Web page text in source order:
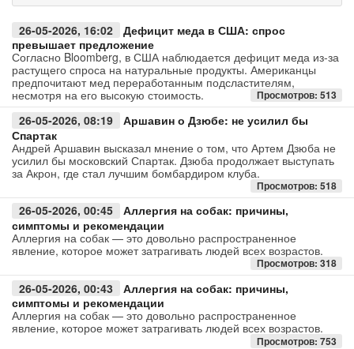
Бизнес
Общество
Культура
Медиа
Авто
Спорт
Контакты
26-05-2026, 16:02
Дефицит меда в США: спрос
превышает предложение
Согласно Bloomberg, в США наблюдается дефицит меда из-за
растущего спроса на натуральные продукты. Американцы
предпочитают мед переработанным подсластителям,
несмотря на его высокую стоимость.
Просмотров: 513
26-05-2026, 08:19
Аршавин о Дзюбе: не усилил бы
Спартак
Андрей Аршавин высказал мнение о том, что Артем Дзюба не
усилил бы московский Спартак. Дзюба продолжает выступать
за Акрон, где стал лучшим бомбардиром клуба.
Просмотров: 518
26-05-2026, 00:45
Аллергия на собак: причины,
симптомы и рекомендации
Аллергия на собак — это довольно распространенное
явление, которое может затрагивать людей всех возрастов.
Просмотров: 318
26-05-2026, 00:43
Аллергия на собак: причины,
симптомы и рекомендации
Аллергия на собак — это довольно распространенное
явление, которое может затрагивать людей всех возрастов.
Просмотров: 753